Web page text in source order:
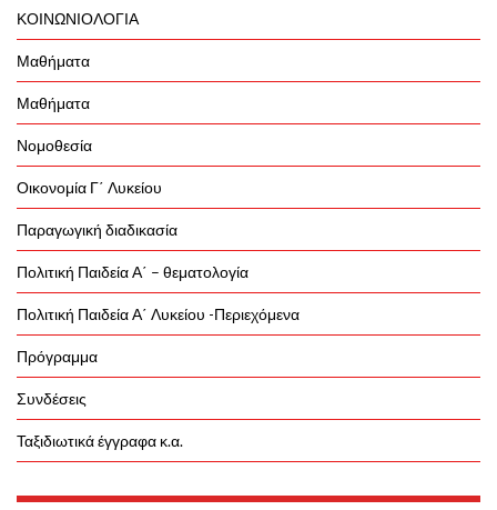
ΚΟΙΝΩΝΙΟΛΟΓΙΑ
Μαθήματα
Μαθήματα
Νομοθεσία
Οικονομία Γ΄ Λυκείου
Παραγωγική διαδικασία
Πολιτική Παιδεία Α΄ – θεματολογία
Πολιτική Παιδεία Α΄ Λυκείου -Περιεχόμενα
Πρόγραμμα
Συνδέσεις
Ταξιδιωτικά έγγραφα κ.α.